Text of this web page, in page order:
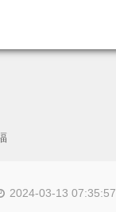
2024-03-13 07:35:57